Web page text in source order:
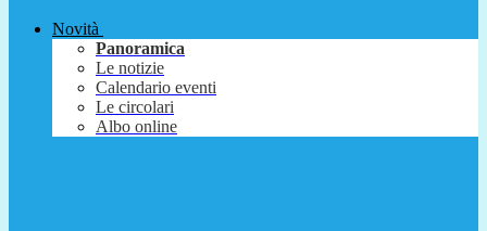
Novità
Panoramica
Le notizie
Calendario eventi
Le circolari
Albo online